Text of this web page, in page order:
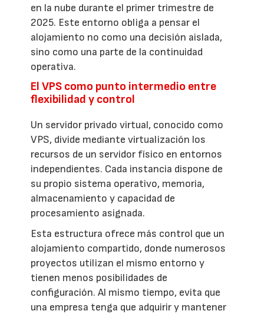
en la nube durante el primer trimestre de
2025. Este entorno obliga a pensar el
alojamiento no como una decisión aislada,
sino como una parte de la continuidad
operativa.
El VPS como punto intermedio entre
flexibilidad y control
Un servidor privado virtual, conocido como
VPS, divide mediante virtualización los
recursos de un servidor físico en entornos
independientes. Cada instancia dispone de
su propio sistema operativo, memoria,
almacenamiento y capacidad de
procesamiento asignada.
Esta estructura ofrece más control que un
alojamiento compartido, donde numerosos
proyectos utilizan el mismo entorno y
tienen menos posibilidades de
configuración. Al mismo tiempo, evita que
una empresa tenga que adquirir y mantener